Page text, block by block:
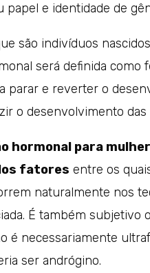
e identidade de
são indivíduos
será definida como
parar e reverter o
o desenvolvimento
hormonal para
fatores entre os
naturalmente nos
É também subjetivo
é necessariamente
ser andrógino.